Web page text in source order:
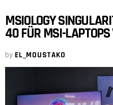
MSIOLOGY
40 FÜR MSI-LAPTOPS
by EL_MOUSTAKO